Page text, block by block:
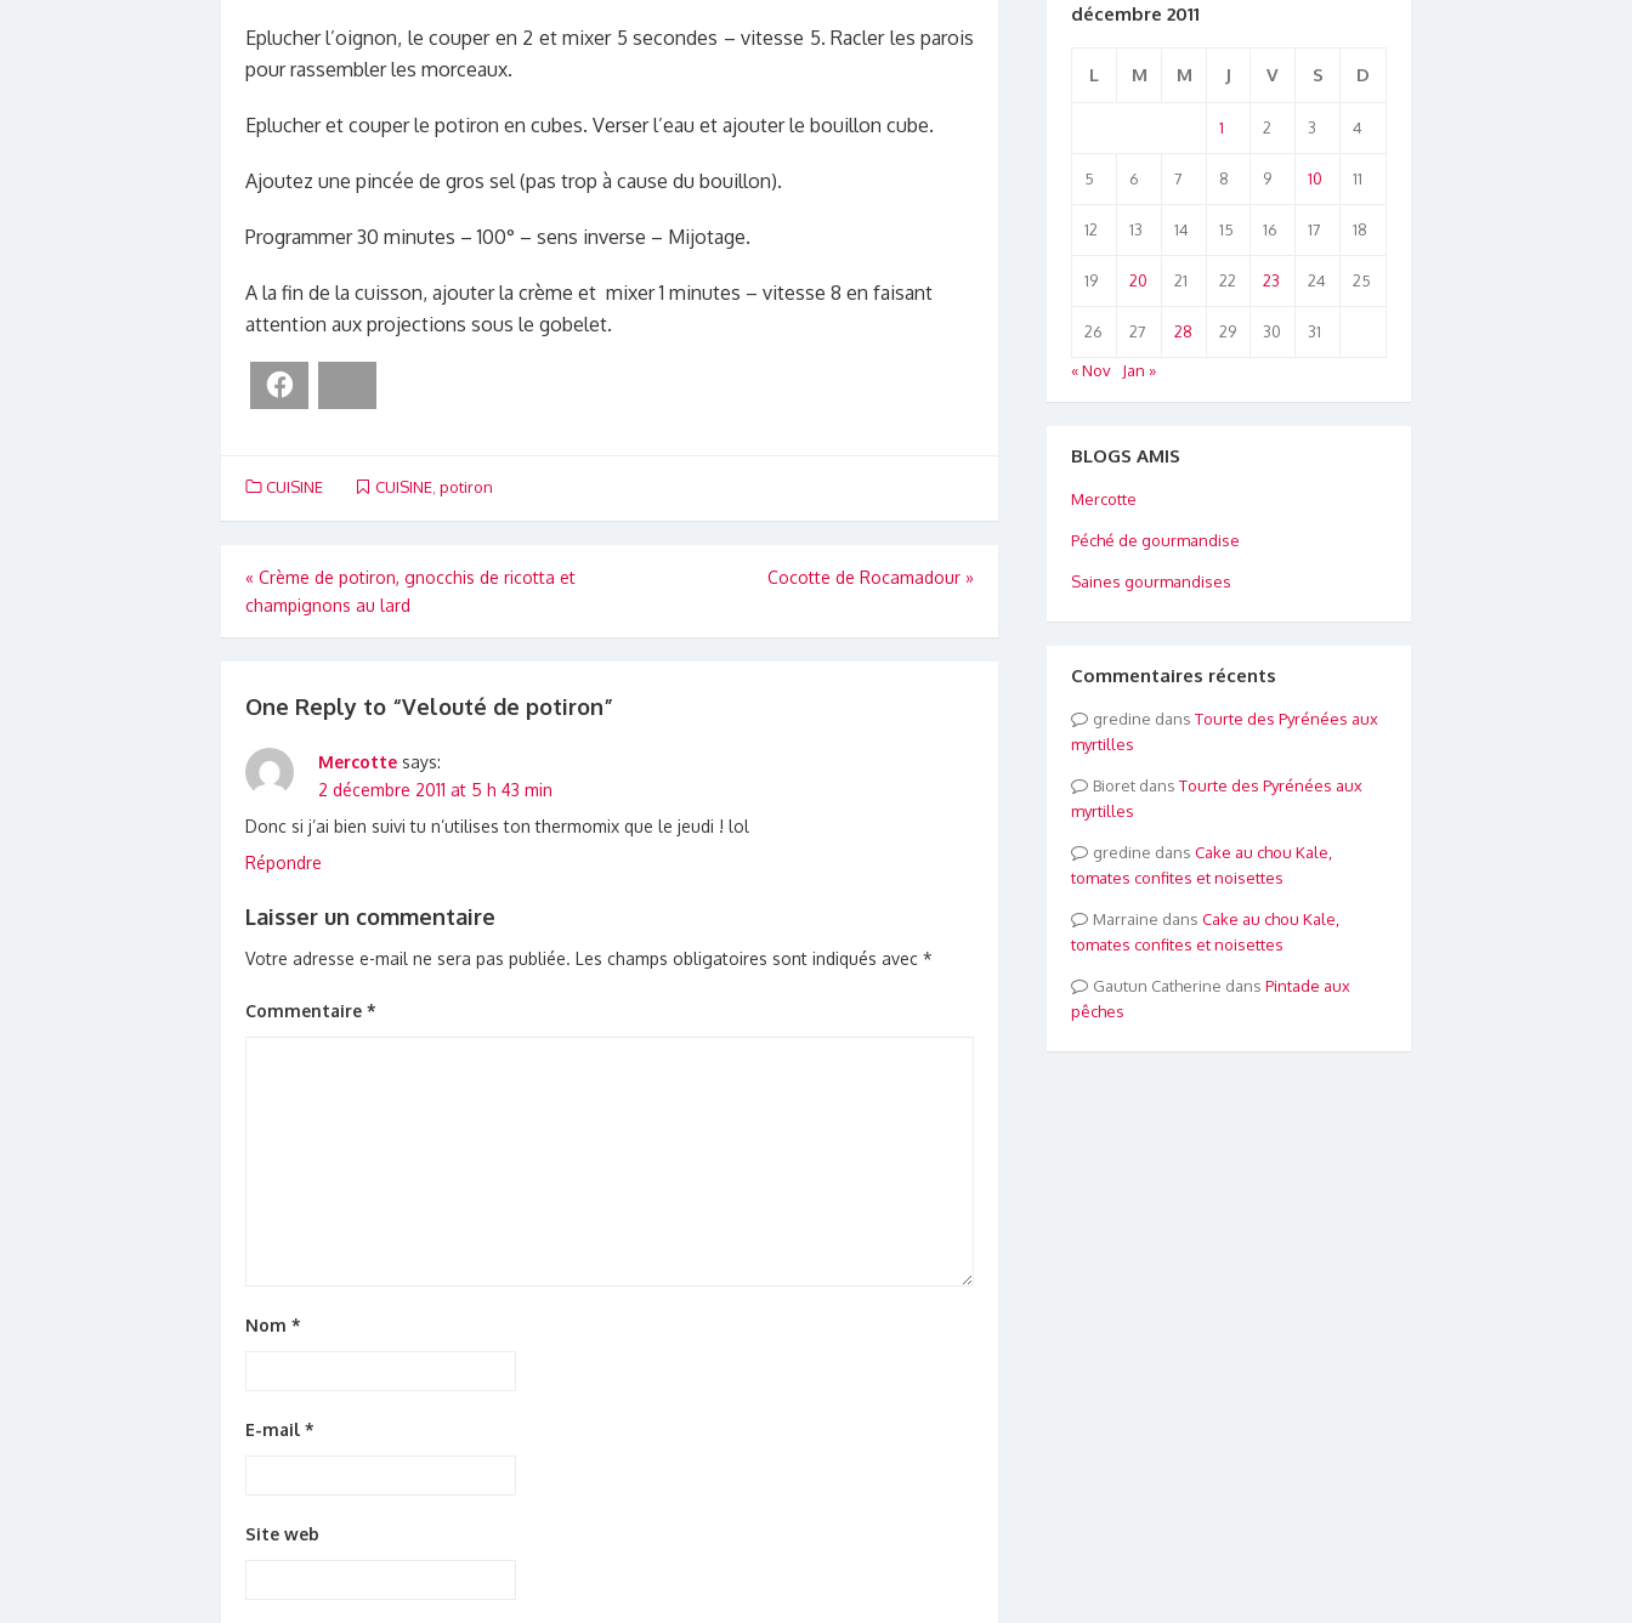
Eplucher l’oignon, le couper en 2 et mixer 5 secondes – vitesse 5. Racler les parois
pour rassembler les morceaux.
Eplucher et couper le potiron en cubes. Verser l’eau et ajouter le bouillon cube.
Ajoutez une pincée de gros sel (pas trop à cause du bouillon).
Programmer 30 minutes – 100° – sens inverse – Mijotage.
A la fin de la cuisson, ajouter la crème et mixer 1 minutes – vitesse 8 en faisant
attention aux projections sous le gobelet.
CUISINE CUISINE, potiron
Navigation
de
« Crème de potiron, gnocchis de ricotta et
champignons au lard
Cocotte de Rocamadour »
One Reply to “Velouté de potiron”
Mercotte says:
2 décembre 2011 at 5 h 43 min
Donc si j’ai bien suivi tu n’utilises ton thermomix que le jeudi ! lol
Répondre
Laisser un commentaire
Votre adresse e-mail ne sera pas publiée. Les champs obligatoires sont indiqués avec *
Commentaire *
Nom *
E-mail *
Site web
décembre 2011
L M M J V S D
1 2 3 4
5 6 7 8 9 10 11
12 13 14 15 16 17 18
19 20 21 22 23 24 25
26 27 28 29 30
31
« Nov
Jan »
BLOGS AMIS
Mercotte
Péché de gourmandise
Saines gourmandises
Commentaires récents
gredine dans Tourte des Pyrénées aux
myrtilles
Bioretdans Tourte des Pyrénées aux
myrtilles
gredine dans Cake au chou Kale,
tomates confites et noisettes
Marraine dans Cake au chou Kale,
tomates confites et noisettes
Gautun Catherine dans Pintade aux
pêches